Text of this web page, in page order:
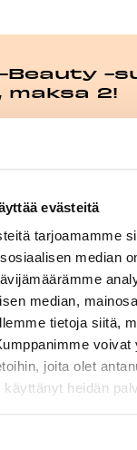
evästeitä
tarjoamamme
median
median,
tietoja siitä,
voivat
joita olet
heidän
Beauty -
maksa 2!
edullisimman.
- 16.8.
Up